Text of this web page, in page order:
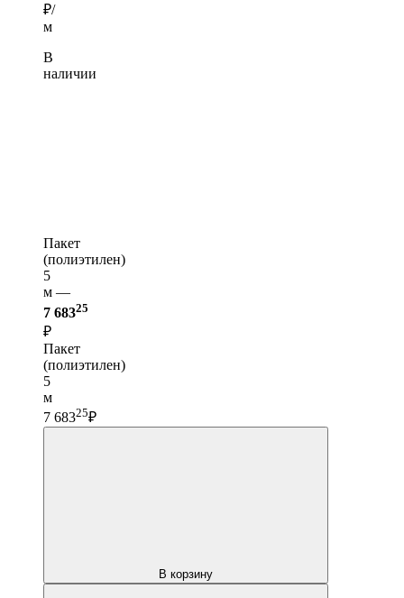
₽/
м
В
наличии
Пакет
(полиэтилен)
5
м —
7 68325
₽
Пакет
(полиэтилен)
5
м
7 68325₽
В корзину